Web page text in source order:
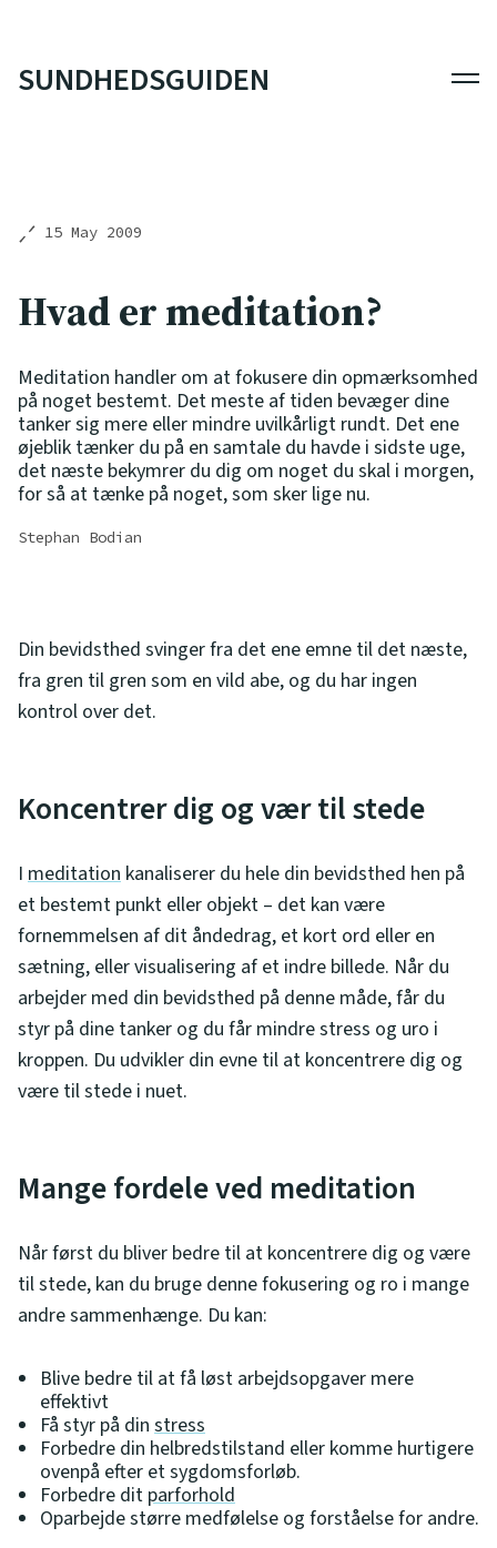
SUNDHEDSGUIDEN
15 May 2009
Hvad er meditation?
Meditation handler om at fokusere din opmærksomhed
på noget bestemt. Det meste af tiden bevæger dine
tanker sig mere eller mindre uvilkårligt rundt. Det ene
øjeblik tænker du på en samtale du havde i sidste uge,
det næste bekymrer du dig om noget du skal i morgen,
for så at tænke på noget, som sker lige nu.
Stephan Bodian
Din bevidsthed svinger fra det ene emne til det næste,
fra gren til gren som en vild abe, og du har ingen
kontrol over det.
Koncentrer dig og vær til stede
I meditation kanaliserer du hele din bevidsthed hen på
et bestemt punkt eller objekt – det kan være
fornemmelsen af dit åndedrag, et kort ord eller en
sætning, eller visualisering af et indre billede. Når du
arbejder med din bevidsthed på denne måde, får du
styr på dine tanker og du får mindre stress og uro i
kroppen. Du udvikler din evne til at koncentrere dig og
være til stede i nuet.
Mange fordele ved meditation
Når først du bliver bedre til at koncentrere dig og være
til stede, kan du bruge denne fokusering og ro i mange
andre sammenhænge. Du kan:
Blive bedre til at få løst arbejdsopgaver mere
effektivt
Få styr på din stress
Forbedre din helbredstilstand eller komme hurtigere
ovenpå efter et sygdomsforløb.
Forbedre dit parforhold
Oparbejde større medfølelse og forståelse for andre.